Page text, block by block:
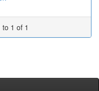
1 of 1